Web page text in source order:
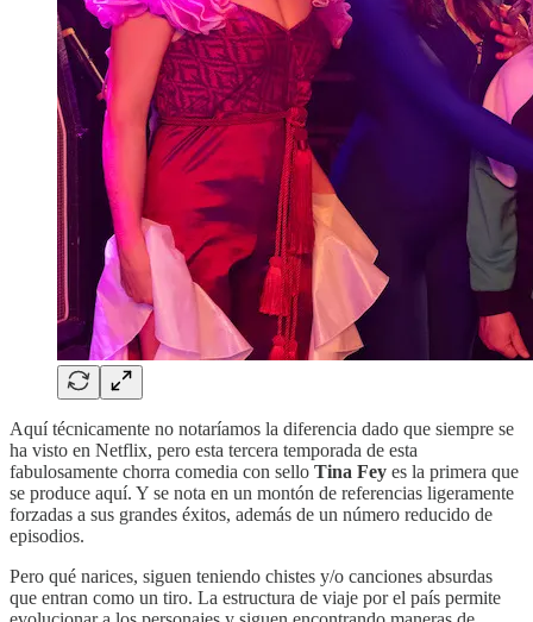
Aquí técnicamente no notaríamos la diferencia dado que siempre se
ha visto en Netflix, pero esta tercera temporada de esta
fabulosamente chorra comedia con sello Tina Fey es la primera que
se produce aquí. Y se nota en un montón de referencias ligeramente
forzadas a sus grandes éxitos, además de un número reducido de
episodios.
Pero qué narices, siguen teniendo chistes y/o canciones absurdas
que entran como un tiro. La estructura de viaje por el país permite